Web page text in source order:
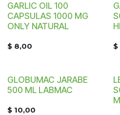
GARLIC OIL 100
CAPSULAS 1000 MG
ONLY NATURAL
$ 8,00 $
GLOBUMAC JARABE
500 ML LABMAC
$ 10,00